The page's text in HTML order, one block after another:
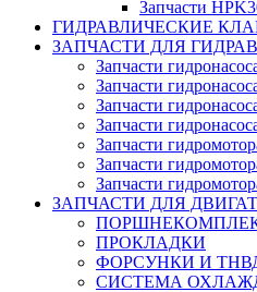
Запчасти
ГИДРАВЛИЧЕСКИЕ
ЗАПЧАСТИ ДЛЯ
Запчасти
Запчасти
Запчасти
Запчасти
Запчасти
Запчасти
Запчасти
ЗАПЧАСТИ ДЛЯ
ПРОКЛАДКИ
ФОРСУНКИ И
СИСТЕМА